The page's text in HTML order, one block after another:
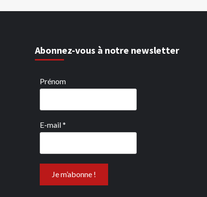
Abonnez-vous à notre newsletter
Prénom
E-mail*